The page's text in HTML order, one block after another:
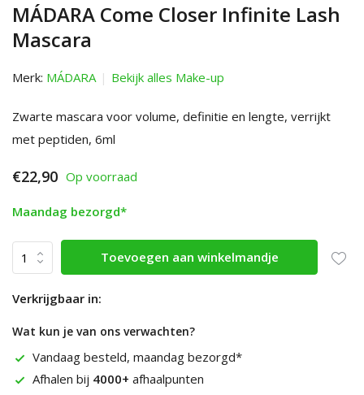
MÁDARA Come Closer Infinite Lash
Mascara
Merk: MÁDARA Bekijk alles Make-up
Zwarte mascara voor volume, definitie en lengte, verrijkt
met peptiden, 6ml
€22,90 Op voorraad
Maandag bezorgd*
Toevoegen aan winkelmandje
Verkrijgbaar in:
Wat kun je van ons verwachten?
Vandaag besteld, maandag bezorgd*
Afhalen bij 4000+ afhaalpunten